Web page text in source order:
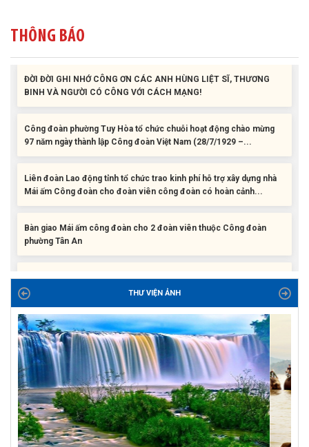
THÔNG BÁO
ĐỜI ĐỜI GHI NHỚ CÔNG ƠN CÁC ANH HÙNG LIỆT SĨ, THƯƠNG
Công đoàn phường Tuy Hòa tổ chức chuỗi hoạt động chào mừng
Liên đoàn Lao động tỉnh tổ chức trao kinh phí hỗ trợ xây dựng nhà
Bàn giao Mái ấm công đoàn cho 2 đoàn viên thuộc Công đoàn
Liên đoàn Lao động tỉnh trao tặng 100 bộ bút chấm đọc tiếng Anh
ĐỜI ĐỜI GHI NHỚ CÔNG ƠN CÁC ANH HÙNG LIỆT SĨ, THƯƠNG
BINH VÀ NGƯỜI CÓ CÔNG VỚI CÁCH MẠNG!
Công đoàn phường Tuy Hòa tổ chức chuỗi hoạt động chào mừng
97 năm ngày thành lập Công đoàn Việt Nam (28/7/1929 –...
THƯ VIỆN ẢNH